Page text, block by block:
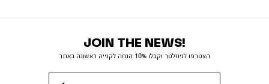
JOIN THE NEWS!
הצטרפו לניוזלטר וקבלו 10% הנחה לקנייה ראשונה באתר